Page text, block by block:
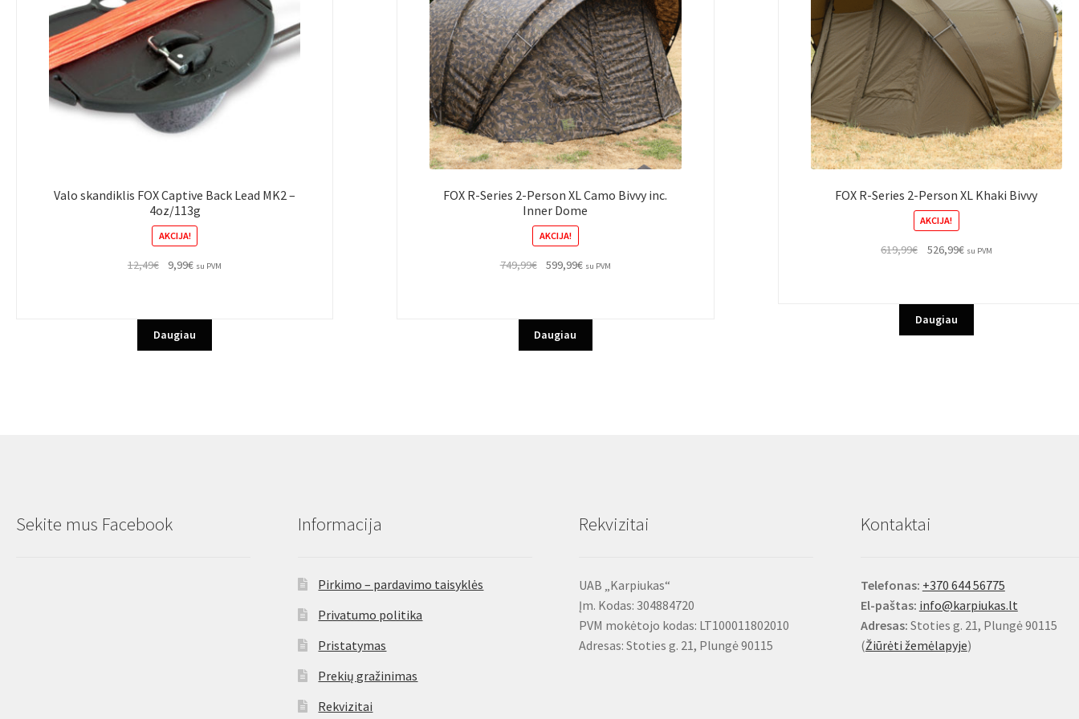
Valo skandiklis FOX Captive Back Lead MK2 –
4oz/113g
AKCIJA!
12,49€
Original
12,49€.
9,99€Current
9,99€.
su PVM
Daugiau
FOX R-Series 2-Person XL Camo Bivvy inc.
Inner Dome
AKCIJA!
749,99€
Original
749,99€.
599,99€Current
599,99€.
su PVM
Daugiau
FOX R-Series 2-Person XL Khaki Bivvy
AKCIJA!
619,99€
Original
619,99€.
526,99€Current
526,99€.
su PVM
Daugiau
Sekite mus Facebook Informacija
Pirkimo – pardavimo taisyklės
Privatumo politika
Pristatymas
Prekių gražinimas
Rekvizitai
Rekvizitai
UAB „Karpiukas“
Įm. Kodas: 304884720
PVM mokėtojo kodas: LT100011802010
Adresas: Stoties g. 21, Plungė 90115
Kontaktai
Telefonas: +370 644 56775
El-paštas: info@karpiukas.lt
Adresas: Stoties g. 21, Plungė 90115
(Žiūrėti žemėlapyje)